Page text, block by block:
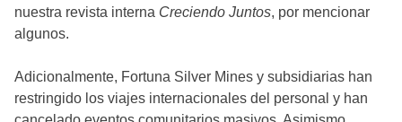
nuestra revista interna Creciendo Juntos, por mencionar
algunos.
Adicionalmente, Fortuna Silver Mines y subsidiarias han
restringido los viajes internacionales del personal y han